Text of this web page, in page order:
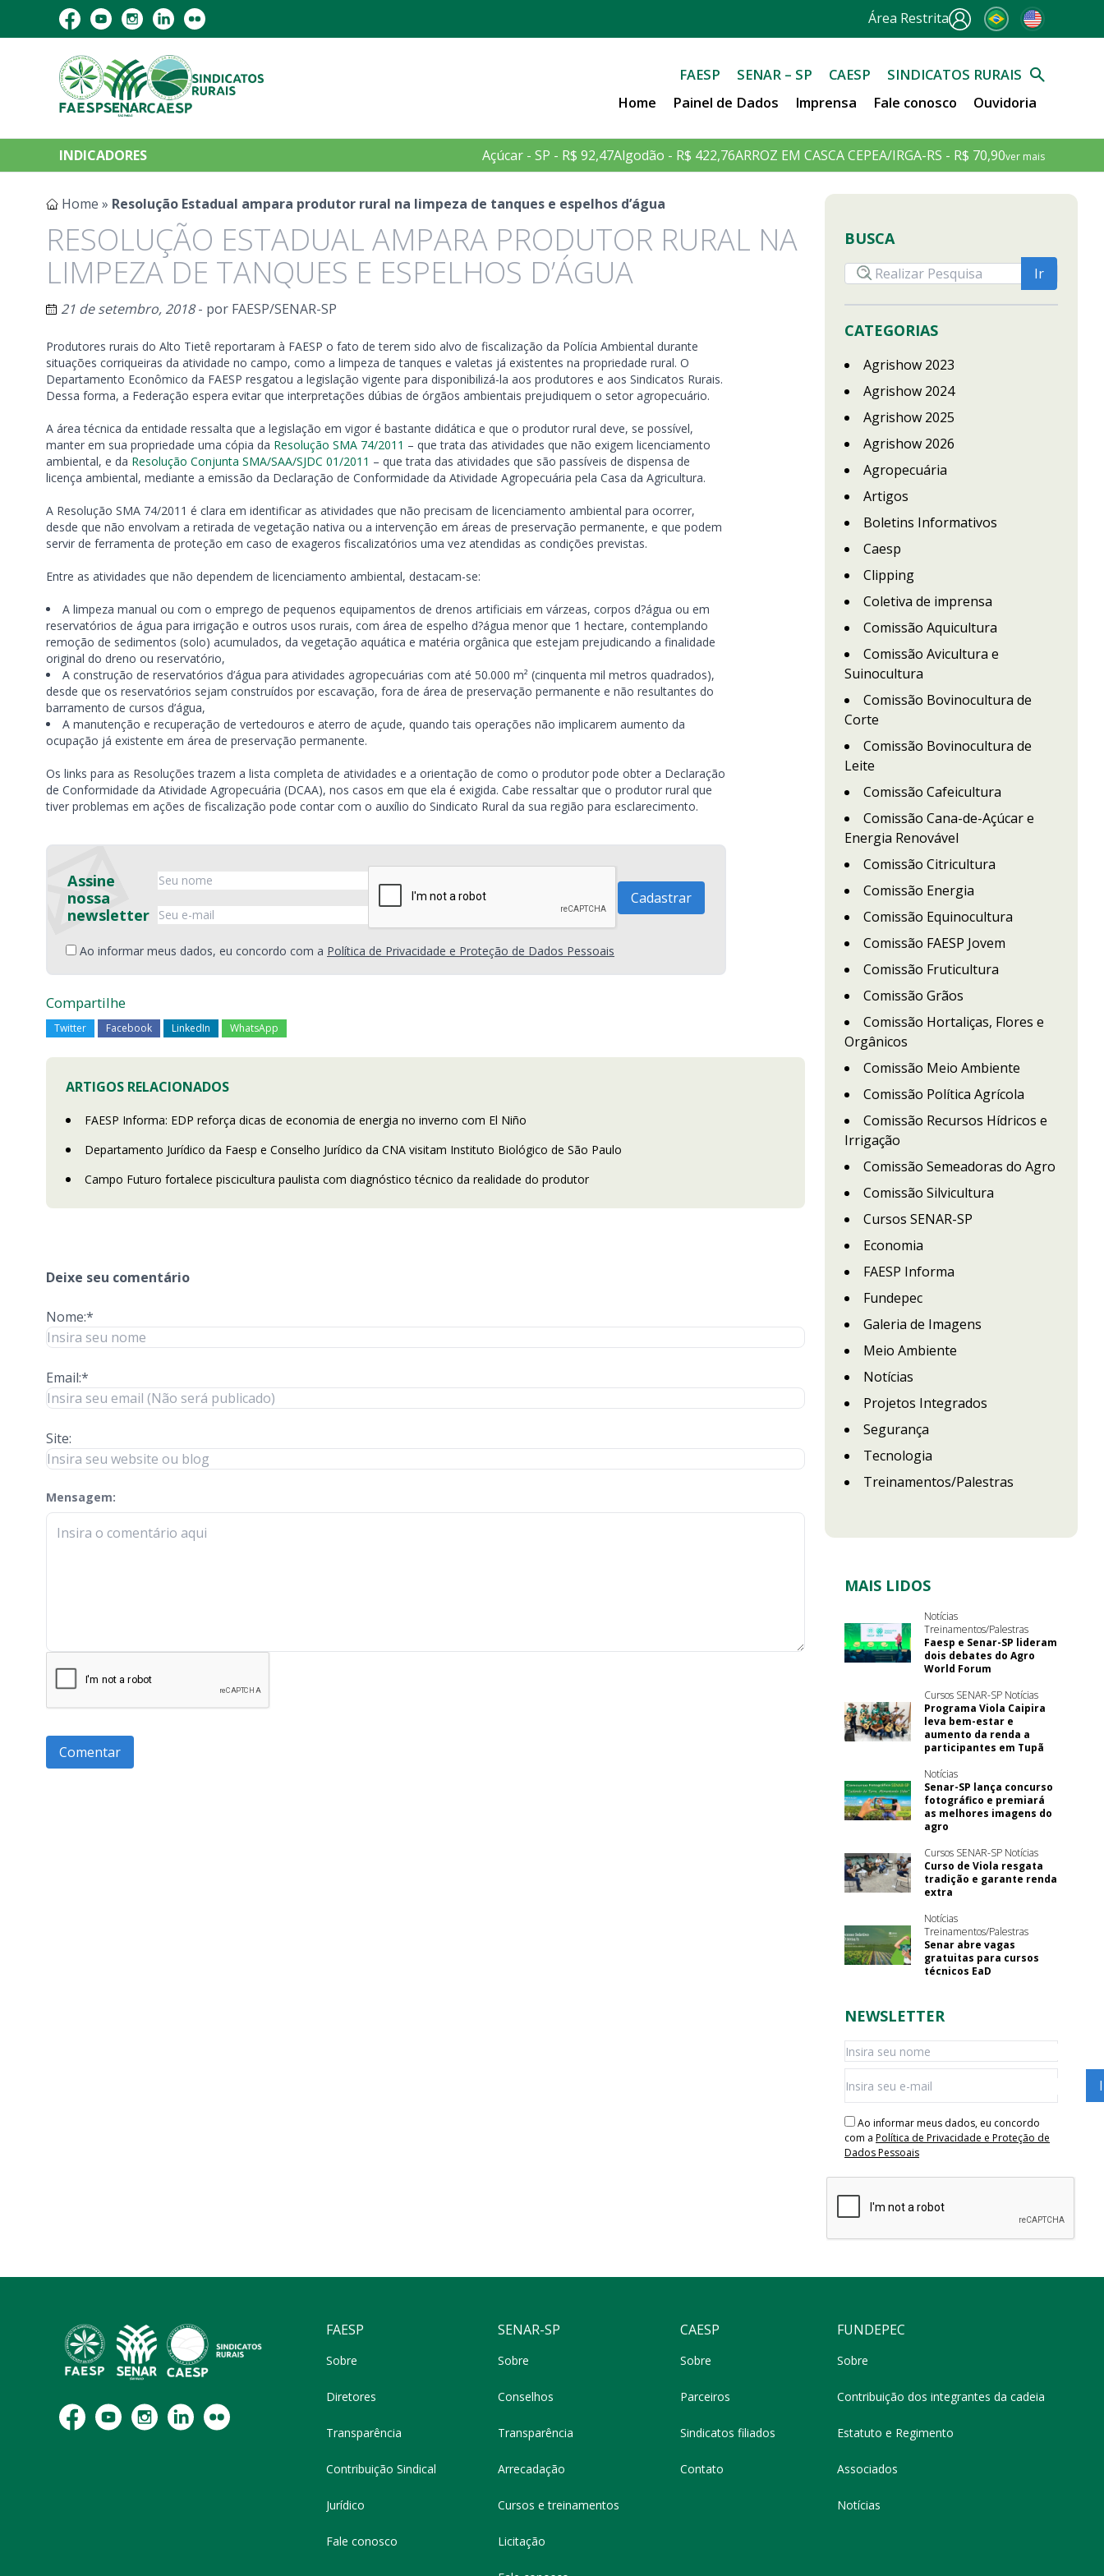
Área Restrita
FAESP SENAR – SP CAESP
SINDICATOS RURAIS
Home
Painel de Dados Imprensa Fale conosco Ouvidoria
INDICADORES Açúcar - SP - R$ 92,47Algodão - R$ 422,76ARROZ EM CASCA CEPEA/IRGA-RS - R$ 70,90ver mais
Home » Resolução Estadual ampara produtor rural na limpeza de tanques e espelhos d’água
RESOLUÇÃO ESTADUAL AMPARA PRODUTOR RURAL NA
LIMPEZA DE TANQUES E ESPELHOS D’ÁGUA
21 de setembro, 2018- por FAESP/SENAR-SP
Produtores rurais do Alto Tietê reportaram à FAESP o fato de terem sido alvo de fiscalização da Polícia Ambiental durante
situações corriqueiras da atividade no campo, como a limpeza de tanques e valetas já existentes na propriedade rural. O
Departamento Econômico da FAESP resgatou a legislação vigente para disponibilizá-la aos produtores e aos Sindicatos Rurais.
Dessa forma, a Federação espera evitar que interpretações dúbias de órgãos ambientais prejudiquem o setor agropecuário.
A área técnica da entidade ressalta que a legislação em vigor é bastante didática e que o produtor rural deve, se possível,
manter em sua propriedade uma cópia da Resolução SMA 74/2011 – que trata das atividades que não exigem licenciamento
ambiental, e da Resolução Conjunta SMA/SAA/SJDC 01/2011 – que trata das atividades que são passíveis de dispensa de
licença ambiental, mediante a emissão da Declaração de Conformidade da Atividade Agropecuária pela Casa da Agricultura.
A Resolução SMA 74/2011 é clara em identificar as atividades que não precisam de licenciamento ambiental para ocorrer,
desde que não envolvam a retirada de vegetação nativa ou a intervenção em áreas de preservação permanente, e que podem
servir de ferramenta de proteção em caso de exageros fiscalizatórios uma vez atendidas as condições previstas.
Entre as atividades que não dependem de licenciamento ambiental, destacam-se:
A limpeza manual ou com o emprego de pequenos equipamentos de drenos artificiais em várzeas, corpos d?água ou em
reservatórios de água para irrigação e outros usos rurais, com área de espelho d?água menor que 1 hectare, contemplando
remoção de sedimentos (solo) acumulados, da vegetação aquática e matéria orgânica que estejam prejudicando a finalidade
original do dreno ou reservatório,
A construção de reservatórios d’água para atividades agropecuárias com até 50.000 m² (cinquenta mil metros quadrados),
desde que os reservatórios sejam construídos por escavação, fora de área de preservação permanente e não resultantes do
barramento de cursos d’água,
A manutenção e recuperação de vertedouros e aterro de açude, quando tais operações não implicarem aumento da
ocupação já existente em área de preservação permanente.
Os links para as Resoluções trazem a lista completa de atividades e a orientação de como o produtor pode obter a Declaração
de Conformidade da Atividade Agropecuária (DCAA), nos casos em que ela é exigida. Cabe ressaltar que o produtor rural que
tiver problemas em ações de fiscalização pode contar com o auxílio do Sindicato Rural da sua região para esclarecimento.
Assine
nossa
newsletter
Ao informar meus dados, eu concordo com a Política de Privacidade e Proteção de Dados Pessoais
Compartilhe
Twitter Facebook LinkedIn WhatsApp
ARTIGOS RELACIONADOS
FAESP Informa: EDP reforça dicas de economia de energia no inverno com El Niño
Departamento Jurídico da Faesp e Conselho Jurídico da CNA visitam Instituto Biológico de São Paulo
Campo Futuro fortalece piscicultura paulista com diagnóstico técnico da realidade do produtor
Deixe seu comentário
Nome:*
Email:*
Site:
Mensagem:
check-terms
BUSCA
CATEGORIAS
Agrishow 2023
Agrishow 2024
Agrishow 2025
Agrishow 2026
Agropecuária
Artigos
Boletins Informativos
Caesp
Clipping
Coletiva de imprensa
Comissão Aquicultura
Comissão Avicultura e
Suinocultura
Comissão Bovinocultura de
Corte
Comissão Bovinocultura de
Leite
Comissão Cafeicultura
Comissão Cana-de-Açúcar e
Energia Renovável
Comissão Citricultura
Comissão Energia
Comissão Equinocultura
Comissão FAESP Jovem
Comissão Fruticultura
Comissão Grãos
Comissão Hortaliças, Flores e
Orgânicos
Comissão Meio Ambiente
Comissão Política Agrícola
Comissão Recursos Hídricos e
Irrigação
Comissão Semeadoras do Agro
Comissão Silvicultura
Cursos SENAR-SP
Economia
FAESP Informa
Fundepec
Galeria de Imagens
Meio Ambiente
Notícias
Projetos Integrados
Segurança
Tecnologia
Treinamentos/Palestras
MAIS LIDOS
Notícias
Treinamentos/Palestras
Faesp e Senar-SP lideram
dois debates do Agro
World Forum
Cursos SENAR-SP Notícias
Programa Viola Caipira
leva bem-estar e
aumento da renda a
participantes em Tupã
Notícias
Senar-SP lança concurso
fotográfico e premiará
as melhores imagens do
agro
Cursos SENAR-SP Notícias
Curso de Viola resgata
tradição e garante renda
extra
Notícias
Treinamentos/Palestras
Senar abre vagas
gratuitas para cursos
técnicos EaD
NEWSLETTER
Ao informar meus dados, eu concordo
com a Política de Privacidade e Proteção de
Dados Pessoais
FAESP
Sobre
Diretores
Transparência
Contribuição Sindical
Jurídico
Fale conosco
SENAR-SP
Sobre
Conselhos
Transparência
Arrecadação
Cursos e treinamentos
Licitação
CAESP
Sobre
Parceiros
Sindicatos filiados
Contato
FUNDEPEC
Sobre
Contribuição dos integrantes da cadeia
Estatuto e Regimento
Associados
Notícias